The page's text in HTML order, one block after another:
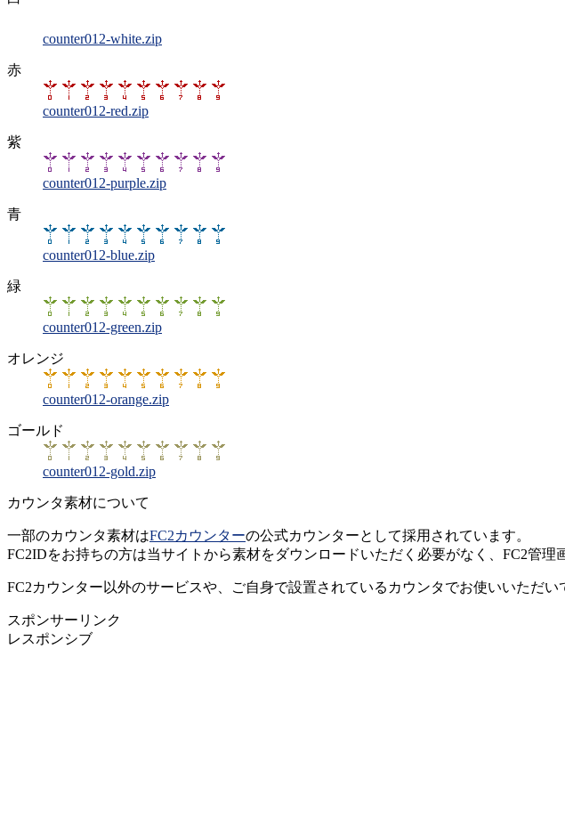
counter012-white.zip
赤
counter012-red.zip
紫
counter012-purple.zip
青
counter012-blue.zip
緑
counter012-green.zip
オレンジ
counter012-orange.zip
ゴールド
counter012-gold.zip
カウンタ素材について
一部のカウンタ素材はFC2カウンターの公式カウンターとして採用されています。
FC2IDをお持ちの方は当サイトから素材をダウンロードいただく必要がなく、FC2管
FC2カウンター以外のサービスや、ご自身で設置されているカウンタでお使いいただい
スポンサーリンク
レスポンシブ